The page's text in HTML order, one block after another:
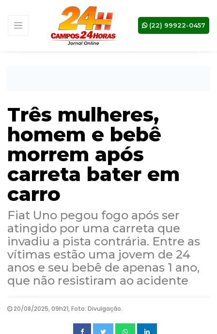
(22) 99922-0457
Três mulheres,
homem e bebê
morrem após
carreta bater em
carro
Fiat Uno pegou fogo após ser
atingido por uma carreta que
invadiu a pista contrária. Entre as
vítimas estão uma jovem de 24
anos e seu bebê de apenas 1 ano,
que não resistiram ao acidente
20/08/2025, 09h21, Foto: Divulgação.